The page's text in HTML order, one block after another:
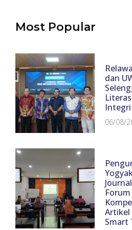
Most Popular
dan
06/08/
Artikel
Smart